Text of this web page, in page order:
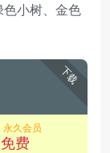
小树、金色
下载
永久会员
免费